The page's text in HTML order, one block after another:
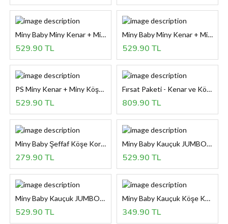
Miny Baby Miny Kenar + Miny Köşe Koruyucu / SİYAH
529.90 TL
Miny Baby Miny Kenar + Miny Köşe Koruyucu / KAHVERENGİ
529.90 TL
PS Miny Kenar + Miny Köşe Koruyucu / KREM
529.90 TL
Fırsat Paketi - Kenar ve Köşe Koruyucu birlikte
809.90 TL
Miny Baby Şeffaf Köşe Koruyucusu / 4' lü
279.90 TL
Miny Baby Kauçuk JUMBO Kenar Koruyucu - KAHVERENGİ
529.90 TL
Miny Baby Kauçuk JUMBO Kenar Koruyucu - KREM
529.90 TL
Miny Baby Kauçuk Köşe Koruyucu / 4' lü - GRİ
349.90 TL